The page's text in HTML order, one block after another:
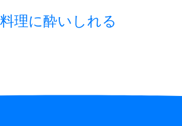
理に酔いしれる